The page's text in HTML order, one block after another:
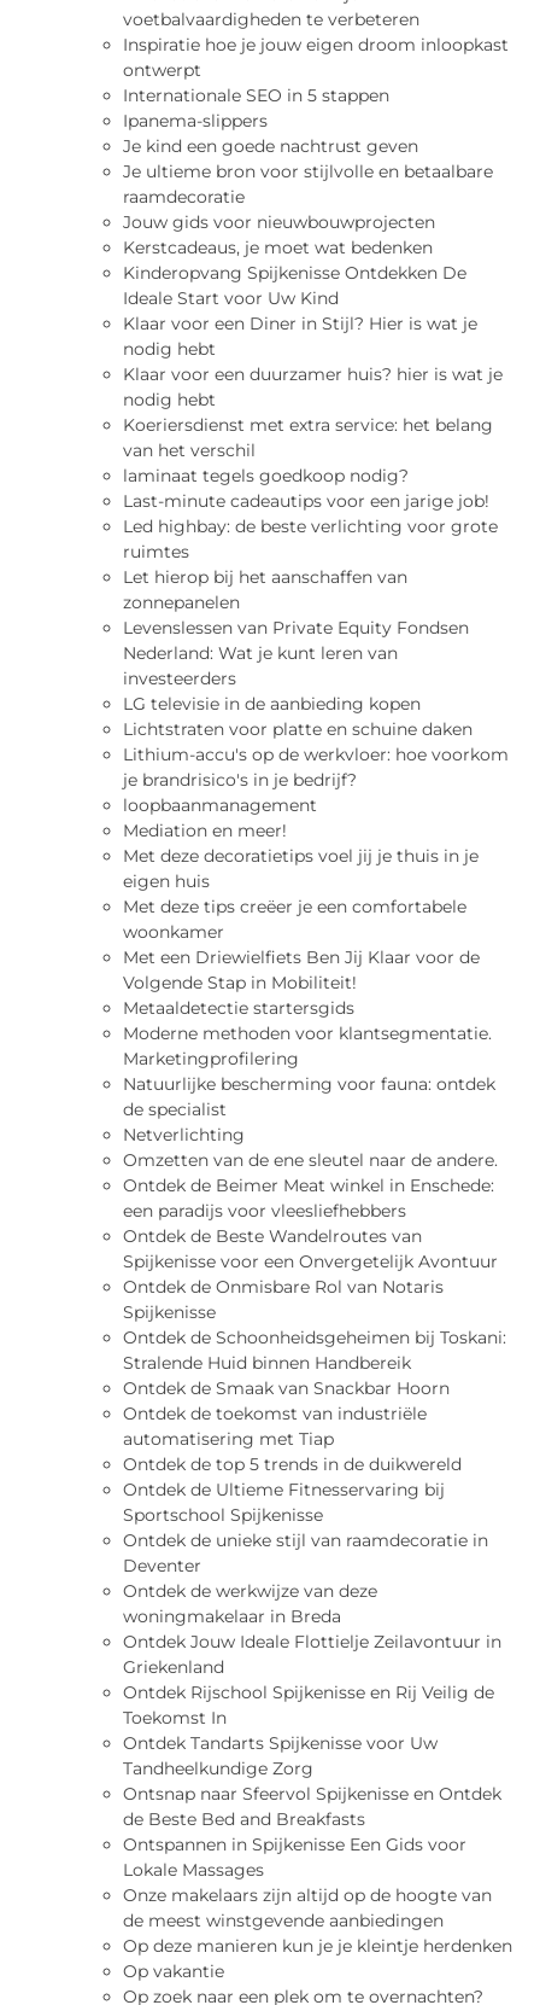
voetbalvaardigheden te verbeteren
Inspiratie hoe je jouw eigen droom inloopkast
ontwerpt
Internationale SEO in 5 stappen
Ipanema-slippers
Je kind een goede nachtrust geven
Je ultieme bron voor stijlvolle en betaalbare
raamdecoratie
Jouw gids voor nieuwbouwprojecten
Kerstcadeaus, je moet wat bedenken
Kinderopvang Spijkenisse Ontdekken De
Ideale Start voor Uw Kind
Klaar voor een Diner in Stijl? Hier is wat je
nodig hebt
Klaar voor een duurzamer huis? hier is wat je
nodig hebt
Koeriersdienst met extra service: het belang
van het verschil
laminaat tegels goedkoop nodig?
Last-minute cadeautips voor een jarige job!
Led highbay: de beste verlichting voor grote
ruimtes
Let hierop bij het aanschaffen van
zonnepanelen
Levenslessen van Private Equity Fondsen
Nederland: Wat je kunt leren van
investeerders
LG televisie in de aanbieding kopen
Lichtstraten voor platte en schuine daken
Lithium-accu's op de werkvloer: hoe voorkom
je brandrisico's in je bedrijf?
loopbaanmanagement
Mediation en meer!
Met deze decoratietips voel jij je thuis in je
eigen huis
Met deze tips creëer je een comfortabele
woonkamer
Met een Driewielfiets Ben Jij Klaar voor de
Volgende Stap in Mobiliteit!
Metaaldetectie startersgids
Moderne methoden voor klantsegmentatie.
Marketingprofilering
Natuurlijke bescherming voor fauna: ontdek
de specialist
Netverlichting
Omzetten van de ene sleutel naar de andere.
Ontdek de Beimer Meat winkel in Enschede:
een paradijs voor vleesliefhebbers
Ontdek de Beste Wandelroutes van
Spijkenisse voor een Onvergetelijk Avontuur
Ontdek de Onmisbare Rol van Notaris
Spijkenisse
Ontdek de Schoonheidsgeheimen bij Toskani:
Stralende Huid binnen Handbereik
Ontdek de Smaak van Snackbar Hoorn
Ontdek de toekomst van industriële
automatisering met Tiap
Ontdek de top 5 trends in de duikwereld
Ontdek de Ultieme Fitnesservaring bij
Sportschool Spijkenisse
Ontdek de unieke stijl van raamdecoratie in
Deventer
Ontdek de werkwijze van deze
woningmakelaar in Breda
Ontdek Jouw Ideale Flottielje Zeilavontuur in
Griekenland
Ontdek Rijschool Spijkenisse en Rij Veilig de
Toekomst In
Ontdek Tandarts Spijkenisse voor Uw
Tandheelkundige Zorg
Ontsnap naar Sfeervol Spijkenisse en Ontdek
de Beste Bed and Breakfasts
Ontspannen in Spijkenisse Een Gids voor
Lokale Massages
Onze makelaars zijn altijd op de hoogte van
de meest winstgevende aanbiedingen
Op deze manieren kun je je kleintje herdenken
Op vakantie
Op zoek naar een plek om te overnachten?